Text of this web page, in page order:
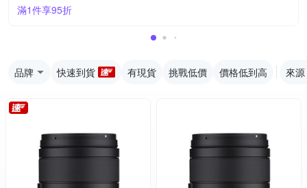
滿1件享95折
品牌 快速到貨 有現貨 挑戰低價 價格低到高 來源